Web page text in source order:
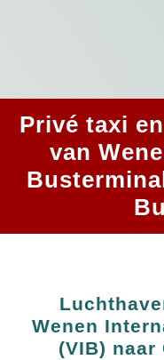
Privé taxi
van
Wenen
(VIB) naar